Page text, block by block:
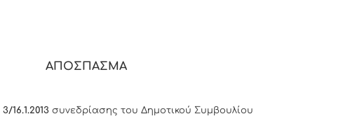
ΑΠΟΣΠΑΣΜΑ
3/16.1.2013 συνεδρίασης του Δημοτικού Συμβουλίου